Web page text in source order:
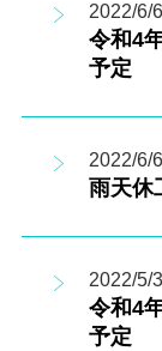
2022/6/
令和4
予定
2022/6/
雨天休
2022/5/
令和4
予定